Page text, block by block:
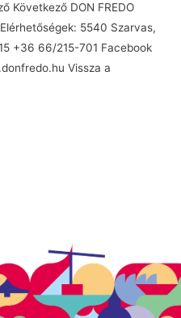
Következő DON FREDO
Elérhetőségek: 5540 Szarvas,
+36 66/215-701 Facebook
Vissza a